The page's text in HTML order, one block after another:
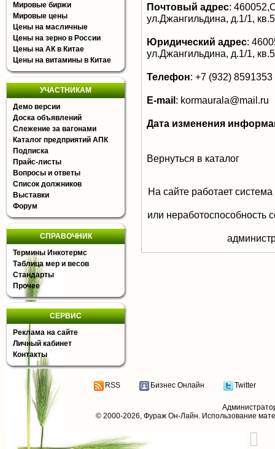
Мировые биржи
Мировые цены
Цены на масличные
Цены на зерно в России
Цены на АК в Китае
Цены на витамины в Китае
УЧАСТНИКАМ
Демо версии
Доска объявлений
Слежение за вагонами
Каталог предприятий АПК
Подписка
Прайс-листы
Вопросы и ответы
Список должников
Выставки
Форум
СПРАВОЧНИК
Термины Инкотермс
Таблица мер и весов
Стандарты
Прочее
СЕРВИС
Реклама на сайте
Личный кабинет
Контакты
Почтовый адрес:
ул.Джангильдина, д.1/1,
Юридический адрес:
ул.Джангильдина, д.1/1,
Телефон: +7 (932) 8591353
E-mail: kormaurala@mail.ru
Дата изменения
Вернуться в каталог
На сайте работает
или неработоспособность
RSS Бизнес Онлайн Twitter
© 2000-2026, Фураж Он-Лайн. Использование